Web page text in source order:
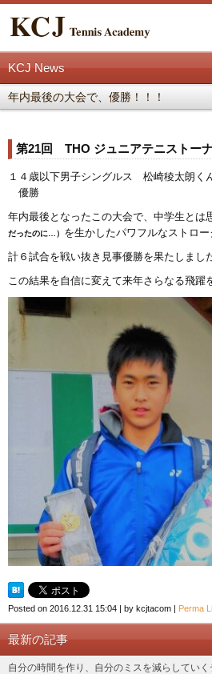
KCJ News
年内最後の大会で、優勝！！！
第21回 THO ジュニアテニストー
１４歳以下男子シングルス 松崎稜太朗く
優勝
年内最後となったこの大会で、中学生とは
だったのに…） を生かしたパワフルなストロ
計６試合を戦い抜き見事優勝を果たしまし
この結果を自信に変えて来年さらなる飛躍
Posted on 2016.12.31 15:04 | by kcjtacom | Perma
最新の記事
自分の時間を作り、自分のミスを減らしてい